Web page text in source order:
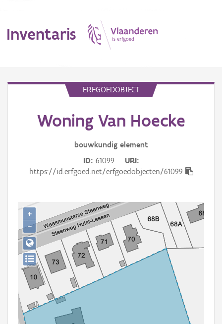
Inventaris
Erfgoedobject
Gebeurtenis
Persoon of collectief
Downloads
Hergebruik
Aanmelden
ERFGOEDOBJECT
Woning Van Hoecke
bouwkundig element
ID 61099
URI
https://id.erfgoed.net/erfgoedobjecten/61099
+
−